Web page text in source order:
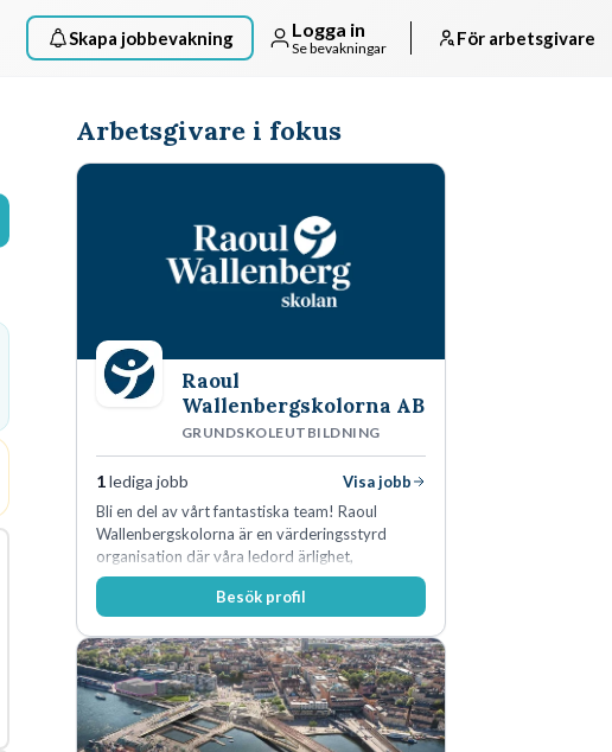
Skapa jobbevakning Logga in
Se bevakningar För arbetsgivare
Arbetsgivare i fokus
Raoul
Wallenbergskolorna AB
GRUNDSKOLEUTBILDNING
1lediga jobb
Visa jobb
Bli en del av vårt fantastiska team! Raoul
Wallenbergskolorna är en värderingsstyrd
organisation där våra ledord ärlighet,
medkänsla, mod och handlingskraft
genomsyrar allt vi gör. Vi är tydliga med vad vi
samtidigt möjligheter att växa och utvecklas
internt.
Besök profil